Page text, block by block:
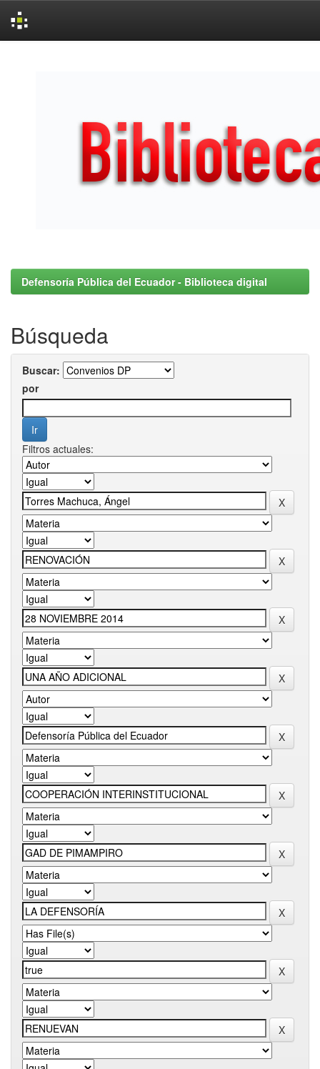
Defensoría Pública del Ecuador - Biblioteca digital
Búsqueda
Buscar:
por
Filtros actuales: